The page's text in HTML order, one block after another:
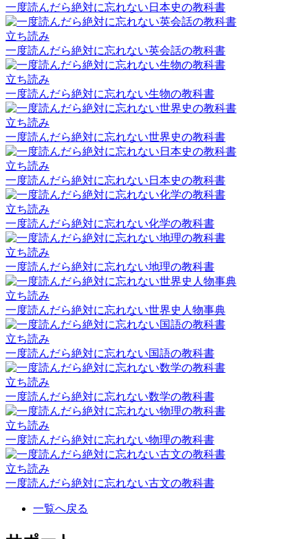
一度読んだら絶対に忘れない日本史の教科書
立ち読み
一度読んだら絶対に忘れない英会話の教科書
立ち読み
一度読んだら絶対に忘れない生物の教科書
立ち読み
一度読んだら絶対に忘れない世界史の教科書
立ち読み
一度読んだら絶対に忘れない日本史の教科書
立ち読み
一度読んだら絶対に忘れない化学の教科書
立ち読み
一度読んだら絶対に忘れない地理の教科書
立ち読み
一度読んだら絶対に忘れない世界史人物事典
立ち読み
一度読んだら絶対に忘れない国語の教科書
立ち読み
一度読んだら絶対に忘れない数学の教科書
立ち読み
一度読んだら絶対に忘れない物理の教科書
立ち読み
一度読んだら絶対に忘れない古文の教科書
一覧へ戻る